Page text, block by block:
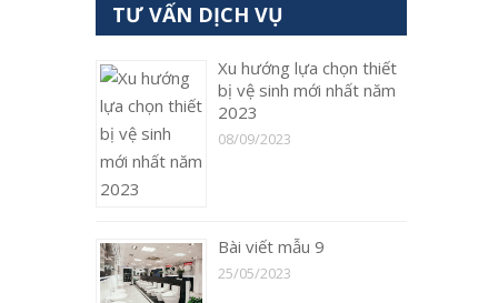
TƯ VẤN DỊCH VỤ
Xu hướng lựa chọn thiết
bị vệ sinh mới nhất năm
2023
08/09/2023
Bài viết mẫu 9
25/05/2023